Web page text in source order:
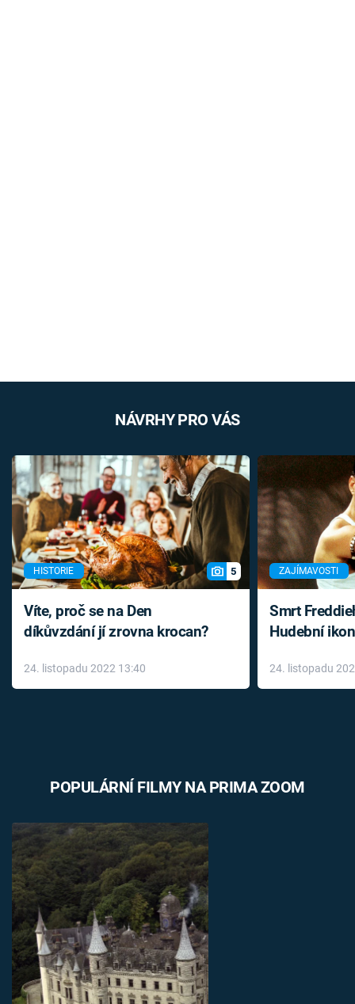
NÁVRHY PRO VÁS
HISTORIE 5
Víte, proč se na Den
díkůvzdání jí zrovna krocan?
24. listopadu 2022 13:40
ZAJÍMAVOSTI
Smrt
Hudební
léky
24. listopadu
POPULÁRNÍ FILMY NA PRIMA ZOOM